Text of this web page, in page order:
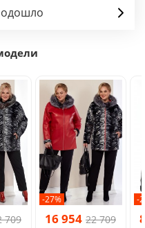
709
-27%
16 954 22 709
-